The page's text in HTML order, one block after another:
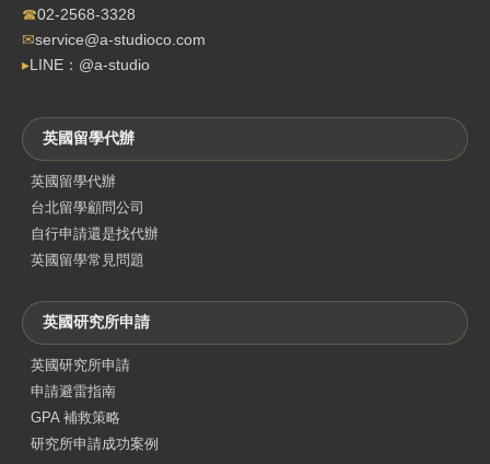
☎02-2568-3328
✉service@a-studioco.com
▸LINE：@a-studio
英國留學代辦
英國留學代辦
台北留學顧問公司
自行申請還是找代辦
英國留學常見問題
英國研究所申請
英國研究所申請
申請避雷指南
GPA 補救策略
研究所申請成功案例